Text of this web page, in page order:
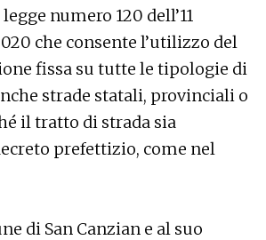
numero 120 dell’11
che consente l’utilizzo del
fissa su tutte le tipologie di
strade statali, provinciali o
il tratto di strada sia
prefettizio, come nel
di San Canzian e al suo